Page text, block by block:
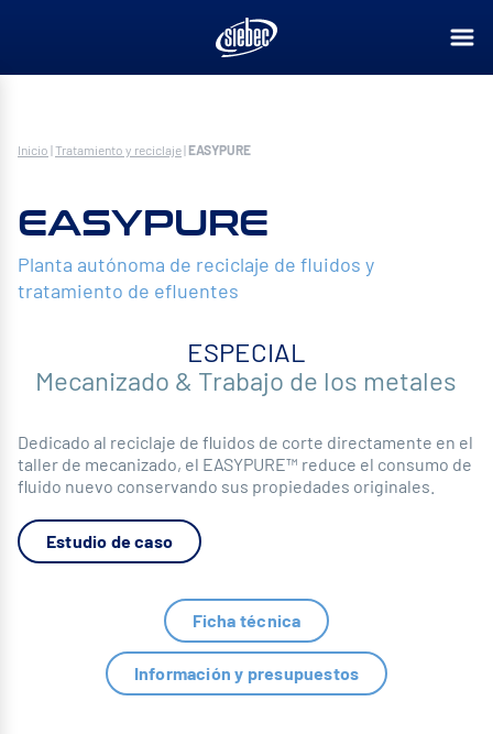
Inicio |Tratamiento y reciclaje|EASYPURE
EASYPURE
Planta autónoma de reciclaje de fluidos y
tratamiento de efluentes
ESPECIAL
Mecanizado & Trabajo de los metales
Dedicado al reciclaje de fluidos de corte directamente en el
taller de mecanizado, el EASYPURE™ reduce el consumo de
fluido nuevo conservando sus propiedades originales.
Estudio de caso
Ficha técnica
Información y presupuestos